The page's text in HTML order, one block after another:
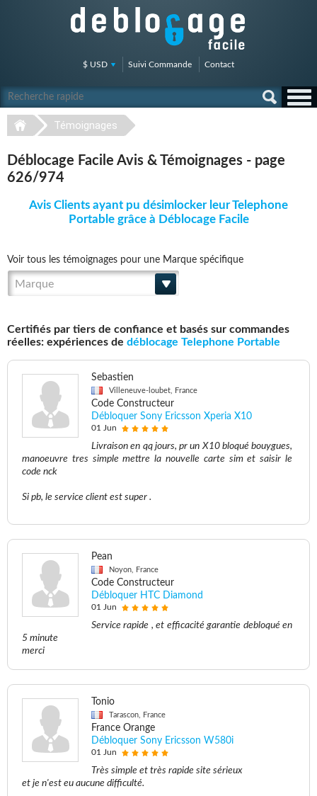
$ USD Suivi Commande Contact
Témoignages
Déblocage Facile Avis & Témoignages - page
626/974
Avis Clients ayant pu désimlocker leur Telephone
Portable grâce à Déblocage Facile
Voir tous les témoignages pour une Marque spécifique
Marque
Certifiés par tiers de confiance et basés sur commandes
réelles: expériences de déblocage Telephone Portable
Sebastien
Villeneuve-loubet, France
Code Constructeur
Débloquer Sony Ericsson Xperia X10
01 Jun
Livraison en qq jours, pr un X10 bloqué bouygues,
manoeuvre tres simple mettre la nouvelle carte sim et saisir le
code nck
Si pb, le service client est super .
Pean
Noyon, France
Code Constructeur
Débloquer HTC Diamond
01 Jun
Service rapide , et efficacité garantie debloqué en
5 minute
merci
Tonio
Tarascon, France
France Orange
Débloquer Sony Ericsson W580i
01 Jun
Très simple et très rapide site sérieux
et je n'est eu aucune difficulté.